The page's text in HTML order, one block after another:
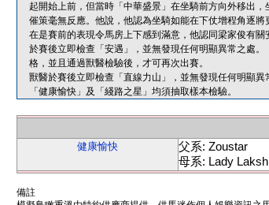
起開始上前，但當時「中華盛景」在坐騎前方向外移出
催策毫無反應。他說，他認為坐騎如能在下仗增程角逐
在是賽前的表現令馬房上下感到滿意，他認同梁家俊有
於賽後立即檢查「安遇」，並無發現任何明顯異常之處
格，並且通過獸醫檢驗後，才可再次出賽。
獸醫於賽後立即檢查「直線力山」，並無發現任何明顯異
「健康愉快」及「綫路之星」均須抽取樣本檢驗。
健康愉快
父系: Zoustar
母系: Lady
備註